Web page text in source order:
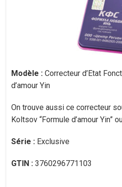
Modèle : Correcteur d’Etat
d’amour Yin
On trouve aussi ce correcteur
Koltsov “Formule d’amour Yin”
Série : Exclusive
GTIN : 3760296771103